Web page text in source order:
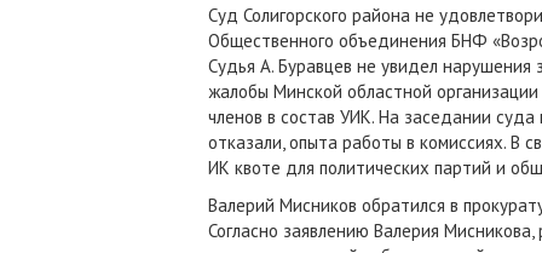
Суд Солигорского района не
Общественного объединения БНФ
Судья А. Буравцев не увидел нарушения
жалобы Минской областной
членов в состав УИК. На заседании суда
отказали, опыта работы в комиссиях. В
ИК квоте для политических партий и
Валерий Мисников обратился в
Согласно заявлению Валерия